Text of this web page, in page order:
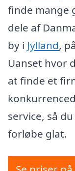
finde mange
dele af
by i Jylland, på
Uanset hvor
at finde et
service, så
forløbe glat.